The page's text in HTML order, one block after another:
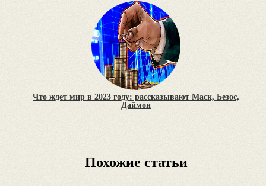
Что ждет мир в 2023 году: рассказывают Маск, Безос,
Даймон
Похожие статьи